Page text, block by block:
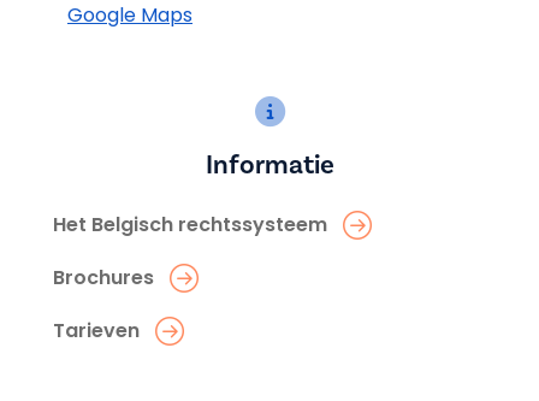
Google Maps
Informatie
Het Belgisch rechtssysteem
Brochures
Tarieven